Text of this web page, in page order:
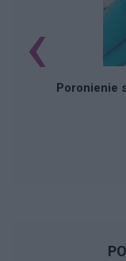
Poronienie
‹